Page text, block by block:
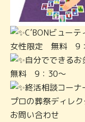
C’BONビュー
女性限定 無料 9
自分でできるお
無料 9：30～
終活相談コーナ
プロの葬祭ディレ
お問い合わせ